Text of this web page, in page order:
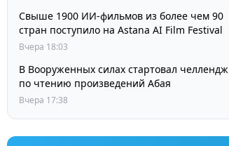
Свыше 1900 ИИ-фильмов из более чем 90
стран поступило на Astana AI Film Festival
Вчера 18:03
В Вооруженных силах стартовал челлендж
по чтению произведений Абая
Вчера 17:38